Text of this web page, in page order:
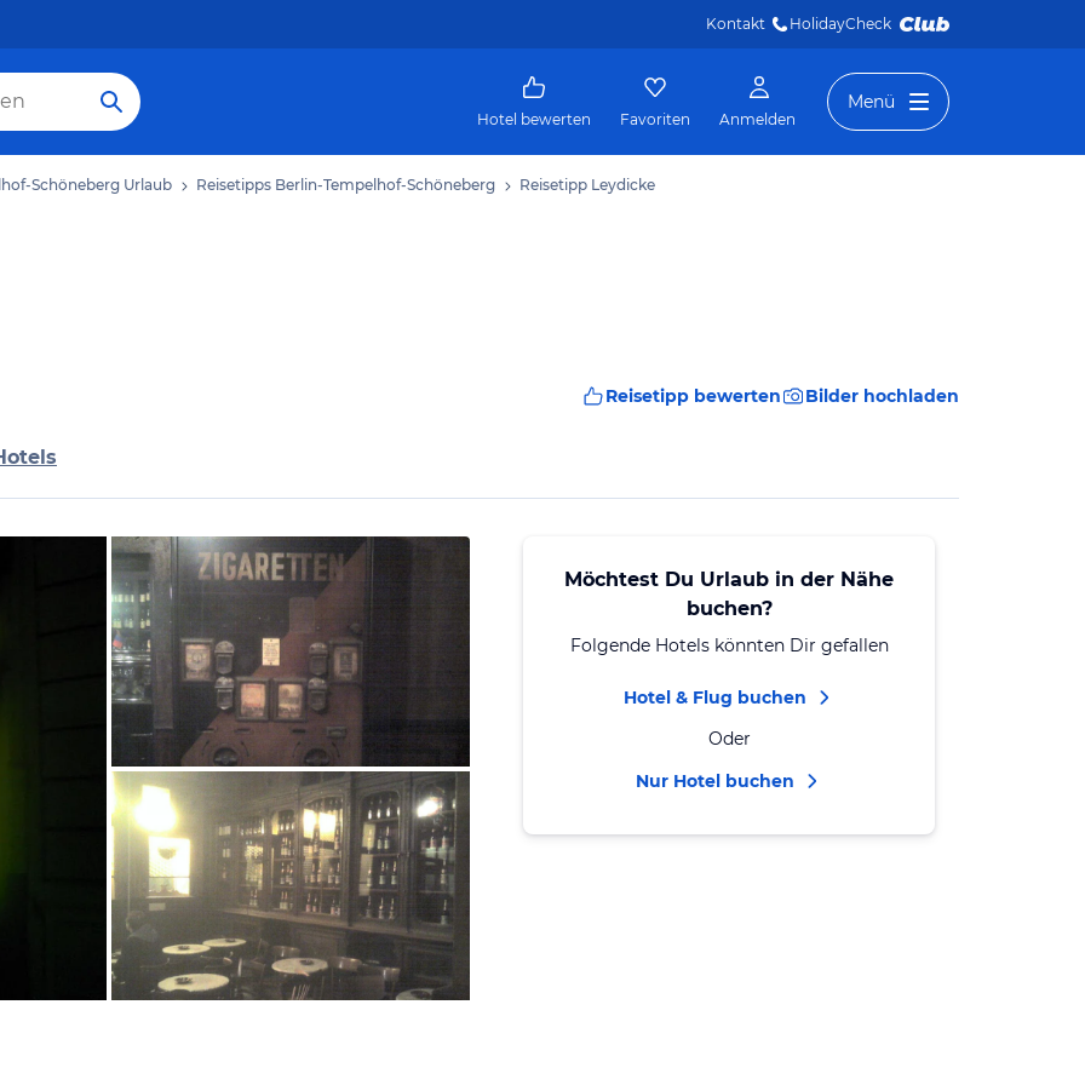
Kontakt HolidayCheck
Hotel bewerten Favoriten Anmelden
Menü
Schöneberg Urlaub Reisetipps Berlin-Tempelhof-Schöneberg Reisetipp Leydicke
Reisetipp bewerten Bilder hochladen
Bild melden
von Martin
Möchtest Du Urlaub in der Nähe
buchen?
Folgende Hotels könnten Dir gefallen
Hotel & Flug buchen
Oder
Nur Hotel buchen